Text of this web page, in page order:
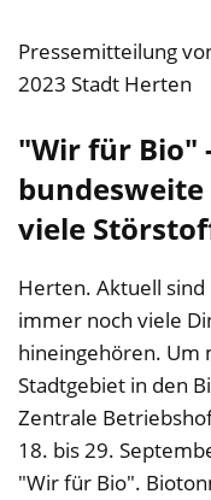
Pressemitteilung
2023 Stadt Herten
"Wir für Bio"
viele
Herten. Aktuell
immer noch viele
hineingehören. Um
Stadtgebiet in den
Zentrale
18. bis 29.
"Wir für Bio".